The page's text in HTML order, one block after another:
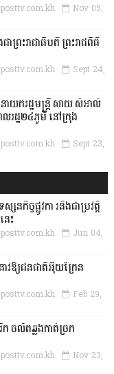
Nov 05,
ព្រះរាជាធិបតី ព្រះរាជពិធី
Sept 24,
ាយករដ្ឋមន្ដ្រី សាយ សំអាល់
រដ្ឋ២៤ភូមិ នៅក្រុង
Sept 23,
សនកិច្ចផ្លូវកា រនិងជាប្រវត្តិ
េះ
Jun 04,
ាវឱ្យជនជាតិអ៊ុយក្រែន
Feb 29,
ចល័តឆ្លងកាត់ច្រក
Nov 23,